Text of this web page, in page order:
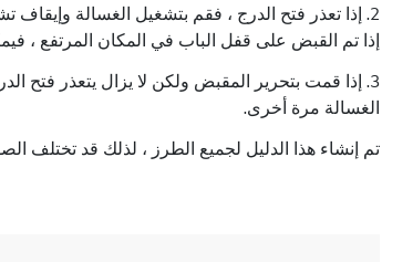
2. إذا تعذر فتح الدرج ، فقم بتشغيل الغسالة وإيقاف تشغيلها مرة أخرى باستخدام التحكم المدمج في غسالة التحميل الأمامي أو جهاز التحكم عن بعد أثناء دفع درج الغسالة.
إذا تم القبض على قفل الباب في المكان المرتفع ،
3. إذا قمت بتحرير المقبض ولكن لا يزال يتعذر فتح
الغسالة مرة أخرى.
تم إنشاء هذا الدليل لجميع الطرز ، لذلك قد تختلف